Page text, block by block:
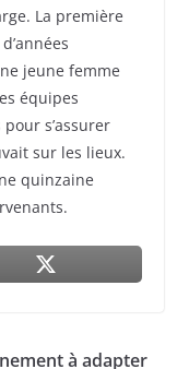
La première
jeune femme
équipes
s’assurer
sur les lieux.
quinzaine
à adapter